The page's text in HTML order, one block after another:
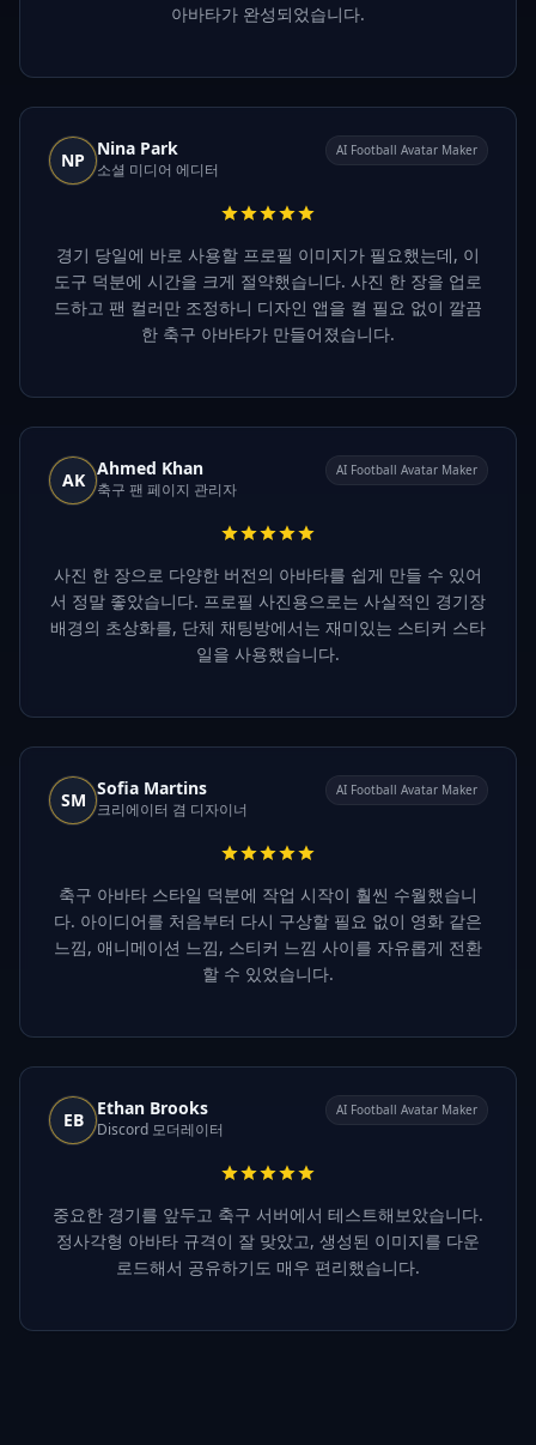
아바타가 완성되었습니다.
NP
Nina Park
소셜 미디어 에디터
AI Football Avatar Maker
경기 당일에 바로 사용할 프로필 이미지가 필요했는데, 이
도구 덕분에 시간을 크게 절약했습니다. 사진 한 장을 업로
드하고 팬 컬러만 조정하니 디자인 앱을 켤 필요 없이 깔끔
한 축구 아바타가 만들어졌습니다.
AK
Ahmed Khan
축구 팬 페이지 관리자
AI Football Avatar Maker
사진 한 장으로 다양한 버전의 아바타를 쉽게 만들 수 있어
서 정말 좋았습니다. 프로필 사진용으로는 사실적인 경기장
배경의 초상화를, 단체 채팅방에서는 재미있는 스티커 스타
일을 사용했습니다.
SM
Sofia Martins
크리에이터 겸 디자이너
AI Football Avatar Maker
축구 아바타 스타일 덕분에 작업 시작이 훨씬 수월했습니
다. 아이디어를 처음부터 다시 구상할 필요 없이 영화 같은
느낌, 애니메이션 느낌, 스티커 느낌 사이를 자유롭게 전환
할 수 있었습니다.
EB
Ethan Brooks
Discord 모더레이터
AI Football Avatar Maker
중요한 경기를 앞두고 축구 서버에서 테스트해보았습니다.
정사각형 아바타 규격이 잘 맞았고, 생성된 이미지를 다운
로드해서 공유하기도 매우 편리했습니다.